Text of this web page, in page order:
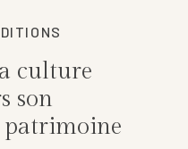
culture
son
patrimoine